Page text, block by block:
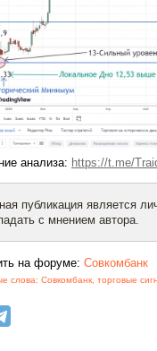
анализа: https://t.me/
публикация является
с мнением автора.
на форуме: Совкомбанк
слова: Совкомбанк торговые